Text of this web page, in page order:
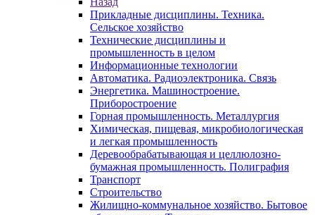
Прикладные дисциплины. Техника.
Сельское хозяйство
Технические дисциплины и
промышленность в целом
Информационные технологии
Автоматика. Радиоэлектроника. Связь
Энергетика. Машиностроение.
Приборостроение
Горная промышленность. Металлургия
Химическая, пищевая, микробиологическая
и легкая промышленность
Деревообрабатывающая и целлюлозно-
бумажная промышленность. Полиграфия
Транспорт
Строительство
Жилищно-коммунальное хозяйство. Бытовое